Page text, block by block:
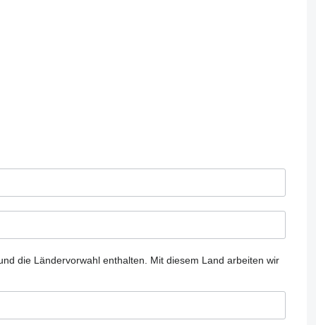
die Ländervorwahl enthalten.
Mit diesem Land arbeiten wir